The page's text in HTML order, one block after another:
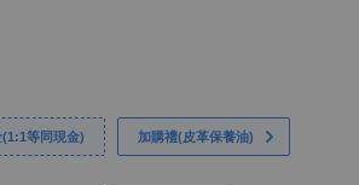
等同現金) 加購禮(皮革保養油)